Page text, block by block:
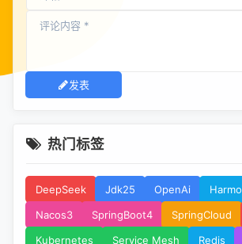
发表
热门标签
DeepSeek Jdk25 OpenAi
Nacos3
SpringBoot4 SpringCloud
Kubernetes
Service Mesh Redis